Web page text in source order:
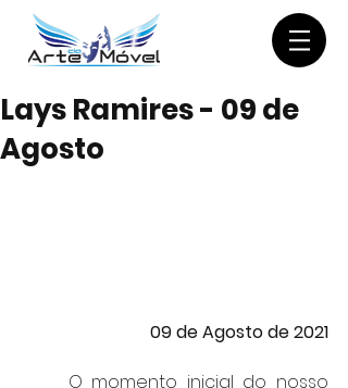
Lays Ramires - 09 de
Agosto
09 de Agosto de 2021